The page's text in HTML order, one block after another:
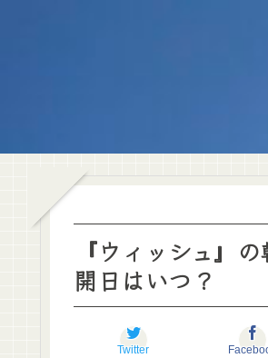
『ウィッシュ』
開日はいつ？
Twitter